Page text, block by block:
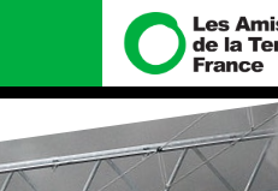
Nous connaître